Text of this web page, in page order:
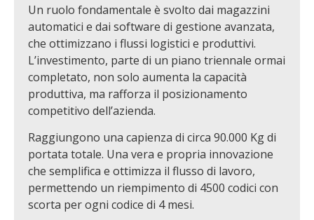
Un ruolo fondamentale è svolto dai magazzini
automatici e dai software di gestione avanzata,
che ottimizzano i flussi logistici e produttivi.
L’investimento, parte di un piano triennale ormai
completato, non solo aumenta la capacità
produttiva, ma rafforza il posizionamento
competitivo dell’azienda.
Raggiungono una capienza di circa 90.000 Kg di
portata totale. Una vera e propria innovazione
che semplifica e ottimizza il flusso di lavoro,
permettendo un riempimento di 4500 codici con
scorta per ogni codice di 4 mesi.